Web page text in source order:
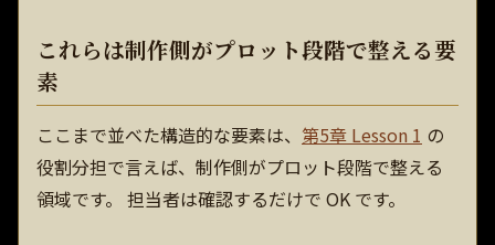
これらは制作側がプロット段階で整える要
素
ここまで並べた構造的な要素は、 第5章 Lesson 1 の
役割分担で言えば、制作側がプロット段階で整える
領域です。 担当者は確認するだけで OK です。